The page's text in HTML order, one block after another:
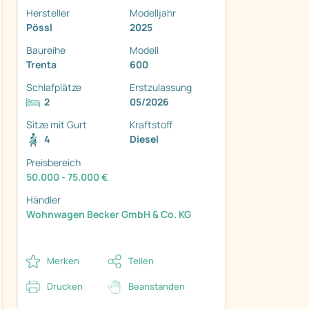
Hersteller
Pössl
Modelljahr
2025
Baureihe
Trenta
Modell
600
Schlafplätze
2
Erstzulassung
05/2026
Sitze mit Gurt
4
Kraftstoff
Diesel
Preisbereich
50.000 - 75.000 €
Händler
Wohnwagen Becker GmbH & Co. KG
Merken Teilen
Drucken Beanstanden